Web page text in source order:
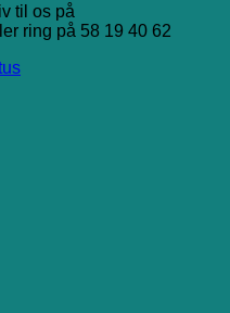
til os på
ring på 58 19 40 62